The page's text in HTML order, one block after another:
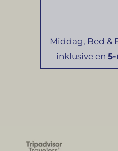
Middag, Bed &
inklusive en